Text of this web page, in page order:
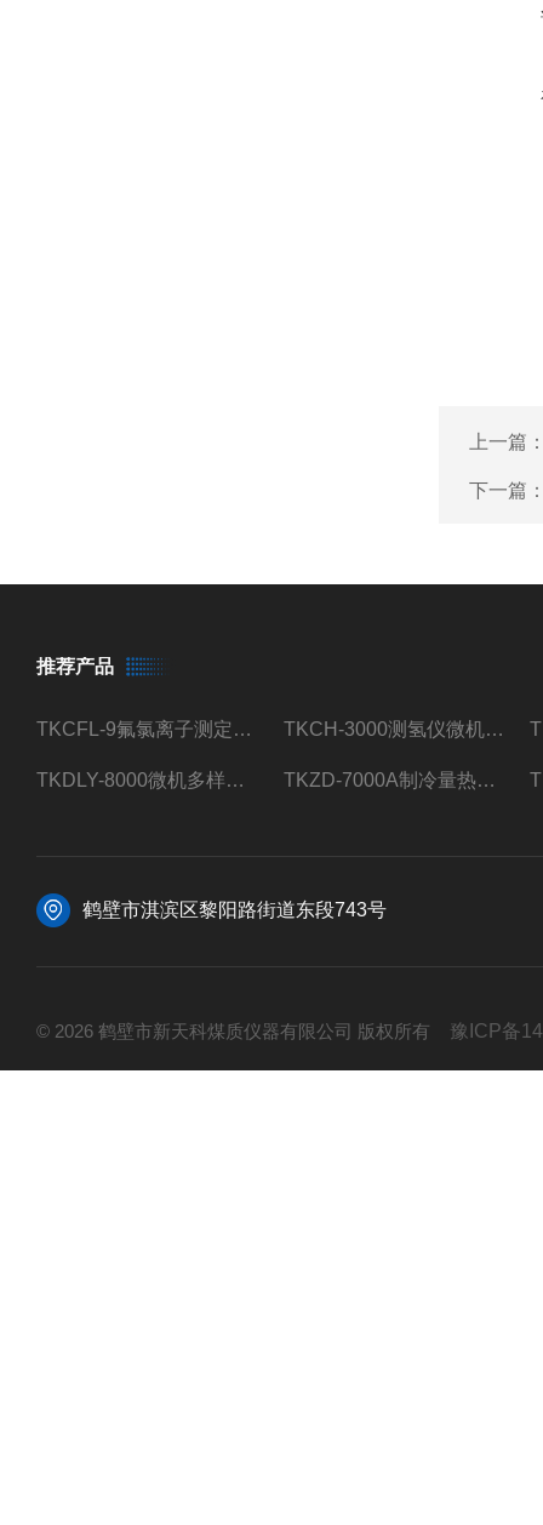
上一篇
下一篇
推荐产品
TKCFL-9氟氯离子测定仪自动煤质检测 TKCH-3000测氢仪微机氢元素测定煤质检测
TKDLY-8000微机多样测硫仪自动定硫仪化验室硫含量测定 TKZD-7000A制冷量热仪自动升降热值仪煤质检测
鹤壁市淇滨区黎阳路街道东段743号
© 2026 鹤壁市新天科煤质仪器有限公司 版权所有 豫ICP备